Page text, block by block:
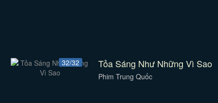
32/32 Tỏa Sáng Như Những Vì Sao
Phim Trung Quốc